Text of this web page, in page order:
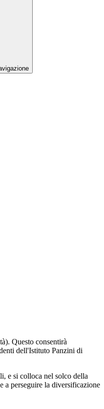
Questo consentirà
dell'Istituto Panzini di
, e si colloca nel solco della
a perseguire la diversificazione